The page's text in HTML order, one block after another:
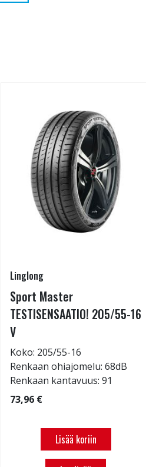
Linglong
Sport Master
TESTISENSAATIO! 205/55-16
V
Koko: 205/55-16
Renkaan ohiajomelu: 68dB
Renkaan kantavuus: 91
73,96 €
Lisää koriin